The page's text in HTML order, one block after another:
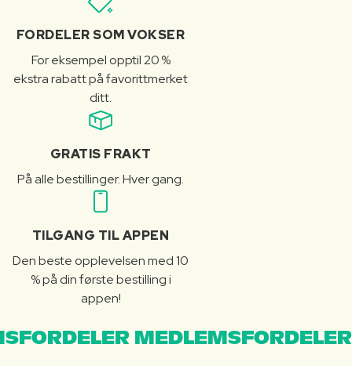
FORDELER SOM VOKSER
For eksempel opptil 20 %
ekstra rabatt på favorittmerket
ditt.
GRATIS FRAKT
På alle bestillinger. Hver gang.
TILGANG TIL APPEN
Den beste opplevelsen med 10
% på din første bestilling i
appen!